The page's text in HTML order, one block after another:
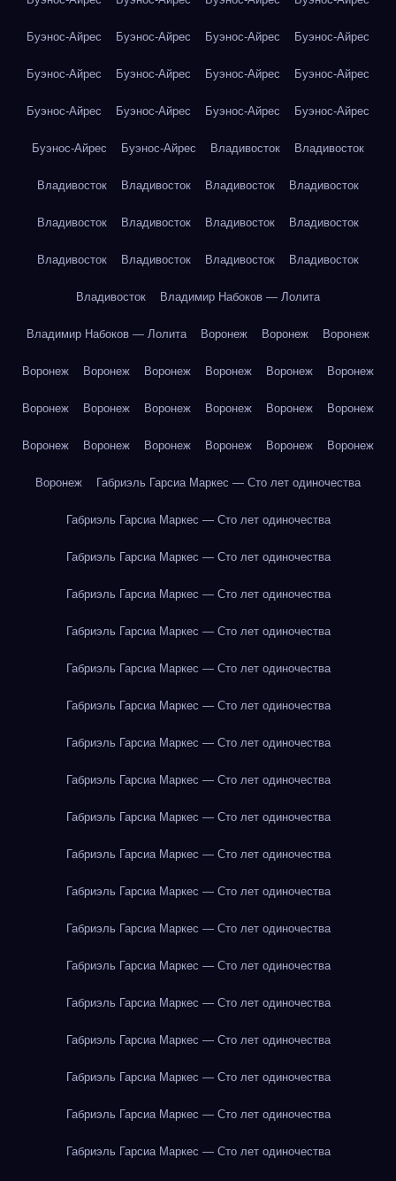
Буэнос-Айрес Буэнос-Айрес Буэнос-Айрес Буэнос-Айрес
Буэнос-Айрес Буэнос-Айрес Буэнос-Айрес Буэнос-Айрес
Буэнос-Айрес Буэнос-Айрес Буэнос-Айрес Буэнос-Айрес
Буэнос-Айрес Буэнос-Айрес Владивосток Владивосток
Владивосток Владивосток Владивосток Владивосток
Владивосток Владивосток Владивосток Владивосток
Владивосток Владивосток Владивосток Владивосток
Владивосток Владимир Набоков — Лолита
Владимир Набоков — Лолита Воронеж Воронеж Воронеж
Воронеж Воронеж Воронеж Воронеж Воронеж Воронеж
Воронеж Воронеж Воронеж Воронеж Воронеж Воронеж
Воронеж Воронеж Воронеж Воронеж Воронеж Воронеж
Воронеж Габриэль Гарсиа Маркес — Сто лет одиночества
Габриэль Гарсиа Маркес — Сто лет одиночества
Габриэль Гарсиа Маркес — Сто лет одиночества
Габриэль Гарсиа Маркес — Сто лет одиночества
Габриэль Гарсиа Маркес — Сто лет одиночества
Габриэль Гарсиа Маркес — Сто лет одиночества
Габриэль Гарсиа Маркес — Сто лет одиночества
Габриэль Гарсиа Маркес — Сто лет одиночества
Габриэль Гарсиа Маркес — Сто лет одиночества
Габриэль Гарсиа Маркес — Сто лет одиночества
Габриэль Гарсиа Маркес — Сто лет одиночества
Габриэль Гарсиа Маркес — Сто лет одиночества
Габриэль Гарсиа Маркес — Сто лет одиночества
Габриэль Гарсиа Маркес — Сто лет одиночества
Габриэль Гарсиа Маркес — Сто лет одиночества
Габриэль Гарсиа Маркес — Сто лет одиночества
Габриэль Гарсиа Маркес — Сто лет одиночества
Габриэль Гарсиа Маркес — Сто лет одиночества
Габриэль Гарсиа Маркес — Сто лет одиночества